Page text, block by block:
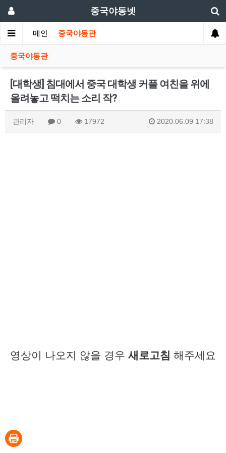
중국야동넷
메인 중국야동관
중국야동관
[대학생] 침대에서 중국 대학생 커플 여친을 위에
올려놓고 떡치는 소리 작?
관리자 0 17972 2020.06.09 17:38
영상이 나오지 않을 경우 새로고침 해주세요